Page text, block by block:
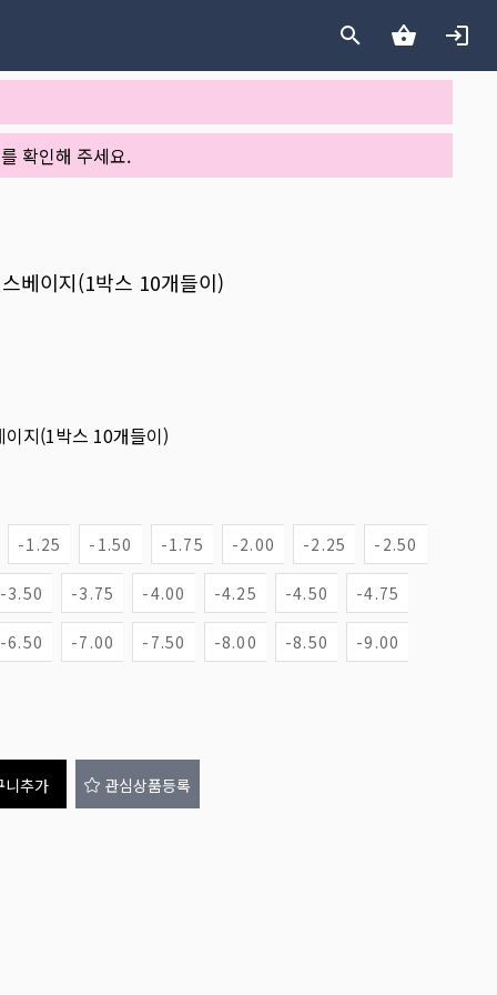
확인해 주세요.
베이지(1박스 10개들이)
지(1박스 10개들이)
-1.25 -1.50 -1.75 -2.00 -2.25 -2.50
-3.50 -3.75 -4.00 -4.25 -4.50 -4.75
-6.50 -7.00 -7.50 -8.00 -8.50 -9.00
니추가 관심상품등록